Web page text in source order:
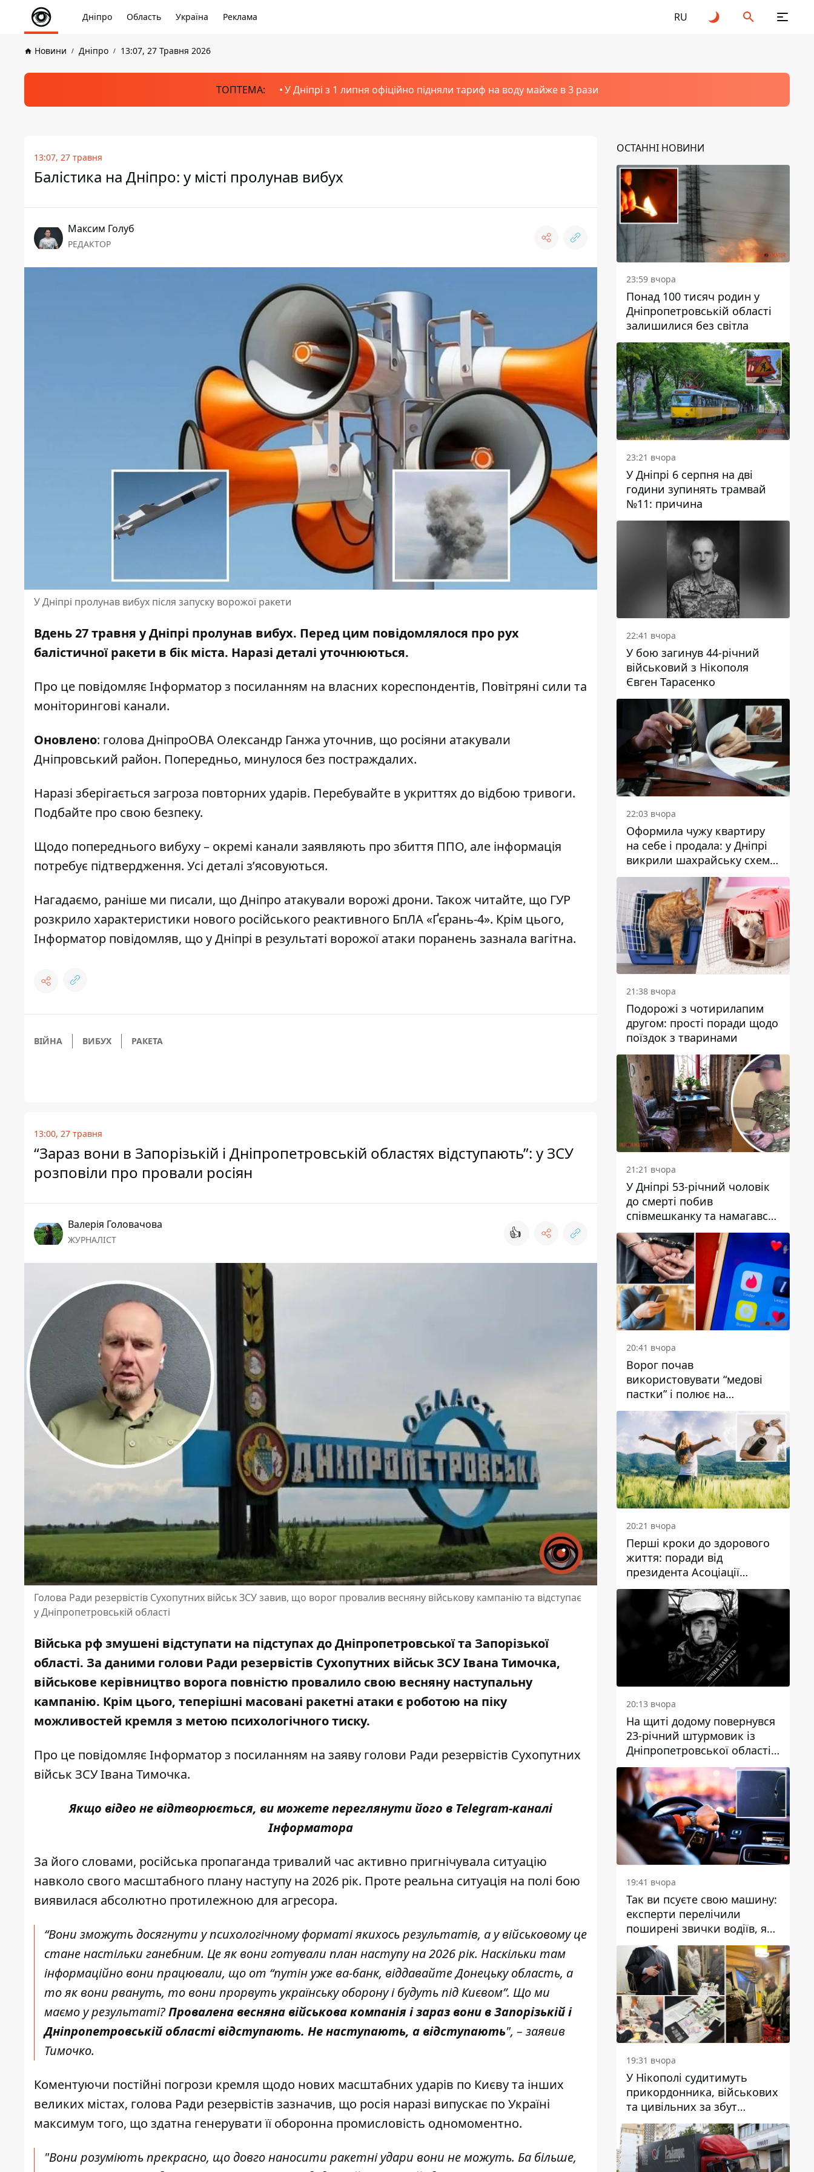
Дніпро Область Україна Реклама RU
Новини Дніпро 13:07, 27 Травня 2026
ТОПТЕМА: У Дніпрі з 1 липня офіційно підняли тариф на воду майже в 3 рази
13:07, 27 травня
Балістика на Дніпро: у місті пролунав вибух
Максим Голуб
РЕДАКТОР
У Дніпрі пролунав вибух після запуску ворожої ракети
Вдень 27 травня у Дніпрі пролунав вибух. Перед цим повідомлялося про рух
балістичної ракети в бік міста. Наразі деталі уточнюються.
Про це повідомляє Інформатор з посиланням на власних кореспондентів, Повітряні сили та
моніторингові канали.
Оновлено: голова ДніпроОВА Олександр Ганжа уточнив, що росіяни атакували
Дніпровський район. Попередньо, минулося без постраждалих.
Наразі зберігається загроза повторних ударів. Перебувайте в укриттях до відбою тривоги.
Подбайте про свою безпеку.
Щодо попереднього вибуху – окремі канали заявляють про збиття ППО, але інформація
потребує підтвердження. Усі деталі з’ясовуються.
Нагадаємо, раніше ми писали, що Дніпро атакували ворожі дрони. Також читайте, що ГУР
розкрило характеристики нового російського реактивного БпЛА «Ґєрань-4». Крім цього,
Інформатор повідомляв, що у Дніпрі в результаті ворожої атаки поранень зазнала вагітна.
ВІЙНА ВИБУХ РАКЕТА
13:00, 27 травня
“Зараз вони в Запорізькій і Дніпропетровській областях відступають”: у ЗСУ
розповіли про провали росіян
Валерія Головачова
ЖУРНАЛІСТ 👍
Голова Ради резервістів Сухопутних військ ЗСУ завив, що ворог провалив весняну військову кампанію та відступає
у Дніпропетровській області
Війська рф змушені відступати на підступах до Дніпропетровської та Запорізької
області. За даними голови Ради резервістів Сухопутних військ ЗСУ Івана Тимочка,
військове керівництво ворога повністю провалило свою весняну наступальну
кампанію. Крім цього, теперішні масовані ракетні атаки є роботою на піку
можливостей кремля з метою психологічного тиску.
Про це повідомляє Інформатор з посиланням на заяву голови Ради резервістів Сухопутних
військ ЗСУ Івана Тимочка.
Якщо відео не відтворюється, ви можете переглянути його в Telegram-каналі
Інформатора
За його словами, російська пропаганда тривалий час активно пригнічувала ситуацію
навколо свого масштабного плану наступу на 2026 рік. Проте реальна ситуація на полі бою
виявилася абсолютно протилежною для агресора.
“Вони зможуть досягнути у психологічному форматі якихось результатів, а у військовому це
стане настільки ганебним. Це як вони готували план наступу на 2026 рік. Наскільки там
інформаційно вони працювали, що от “путін уже ва-банк, віддавайте Донецьку область, а
то як вони рвануть, то вони прорвуть українську оборону і будуть під Києвом”. Що ми
маємо у результаті?Провалена весняна військова компанія і зараз вони в Запорізькій і
Дніпропетровській області відступають. Не наступають, а відступають", – заявив
Тимочко.
Коментуючи постійні погрози кремля щодо нових масштабних ударів по Києву та інших
великих містах, голова Ради резервістів зазначив, що росія наразі випускає по Україні
максимум того, що здатна генерувати її оборонна промисловість одномоментно.
"Вони розуміють прекрасно, що довго наносити ракетні удари вони не можуть. Ба більше,
ОСТАННІ НОВИНИ
23:59 вчора
Понад 100 тисяч родин у
Дніпропетровській області
залишилися без світла
23:21 вчора
У Дніпрі 6 серпня на дві
години зупинять трамвай
№11: причина
22:41 вчора
У бою загинув 44-річний
військовий з Нікополя
Євген Тарасенко
22:03 вчора
Оформила чужу квартиру
на себе і продала: у Дніпрі
викрили шахрайську схему
з нерухомістю
21:38 вчора
Подорожі з чотирилапим
другом: прості поради щодо
поїздок з тваринами
21:21 вчора
У Дніпрі 53-річний чоловік
до смерті побив
співмешканку та намагався
приховати злочин: деталі
20:41 вчора
Ворог почав
використовувати “медові
пастки” і полює на
українських військових
20:21 вчора
Перші кроки до здорового
життя: поради від
президента Асоціації
дієтологів України
20:13 вчора
На щиті додому повернувся
23-річний штурмовик із
Дніпропетровської області
Богдан Бескровний
19:41 вчора
Так ви псуєте свою машину:
експерти перелічили
поширені звички водіїв, які
насправді шкодять
автомобілю
19:31 вчора
У Нікополі судитимуть
прикордонника, військових
та цивільних за збут
психотропів